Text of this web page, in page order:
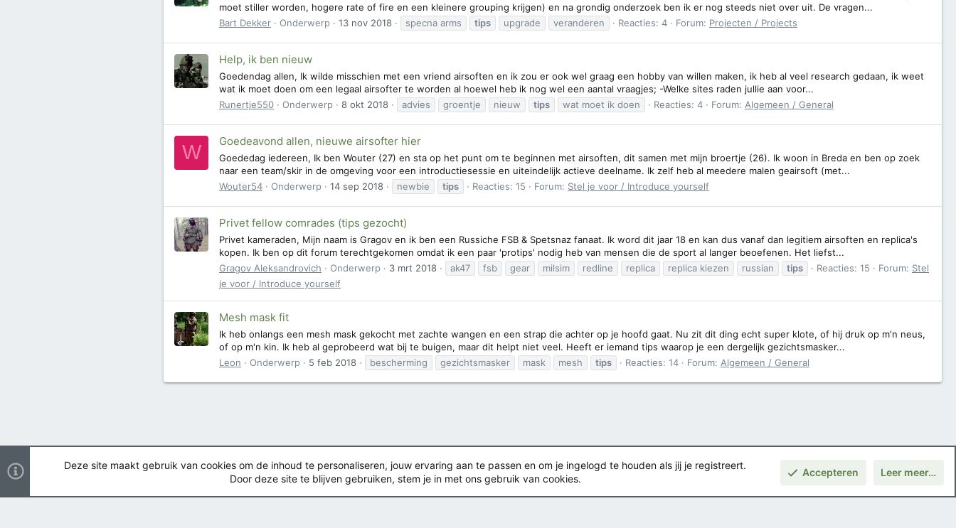
moet stiller worden, hogere rate of fire en een kleinere grouping krijgen) en na grondig onderzoek ben ik er nog steeds niet over uit. De vragen...
Bart Dekker
Onderwerp 13 nov 2018 specna arms tips upgrade veranderen Reacties: 4 Forum: Projecten / Projects
Help, ik ben nieuw
Goedendag allen, Ik wilde misschien met een vriend airsoften en ik zou er ook wel graag een hobby van willen maken, ik heb al veel research gedaan, ik weet
wat ik moet doen om een legaal airsofter te worden al hoewel heb ik nog wel een aantal vraagjes; -Welke sites raden jullie aan voor...
Runertje550
Onderwerp 8 okt 2018 advies groentje nieuw tips wat moet ik doen Reacties: 4 Forum: Algemeen / General
W Goedeavond allen, nieuwe airsofter hier
Goededag iedereen, Ik ben Wouter (27) en sta op het punt om te beginnen met airsoften, dit samen met mijn broertje (26). Ik woon in Breda en ben op zoek
naar een team/skir in de omgeving voor een introductiesessie en uiteindelijk actieve deelname. Ik zelf heb al meedere malen geairsoft (met...
Wouter54
Onderwerp 14 sep 2018 newbie tips Reacties: 15 Forum: Stel je voor / Introduce yourself
Privet fellow comrades (tips gezocht)
Privet kameraden, Mijn naam is Gragov en ik ben een Russiche FSB & Spetsnaz fanaat. Ik word dit jaar 18 en kan dus vanaf dan legitiem airsoften en replica's
kopen. Ik ben op dit forum terechtgekomen omdat ik een paar 'protips' nodig heb van mensen die de sport al langer beoefenen. Het liefst...
Gragov Aleksandrovich
Onderwerp 3 mrt 2018 ak47 fsb gear milsim redline replica replica kiezen russian tips Reacties: 15 Forum: Stel
je voor / Introduce yourself
Mesh mask fit
Ik heb onlangs een mesh mask gekocht met zachte wangen en een strap die achter op je hoofd gaat. Nu zit dit ding echt super klote, of hij druk op m'n neus,
of op m'n kin. Ik heb al geprobeerd wat bij te buigen, maar dit helpt niet veel. Heeft er iemand tips waarop je een dergelijk gezichtsmasker...
Leon
Onderwerp 5 feb 2018 bescherming gezichtsmasker mask mesh tips Reacties: 14 Forum: Algemeen / General
Deze site maakt gebruik van cookies om de inhoud te personaliseren, jouw ervaring aan te passen en om je ingelogd te houden als jij je registreert.
Door deze site te blijven gebruiken, stem je in met ons gebruik van cookies.
Accepteren Leer meer…